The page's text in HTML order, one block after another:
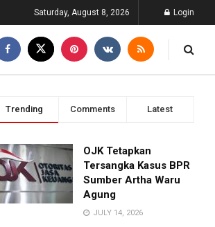
Saturday, August 8, 2026 Login
Trending Comments Latest
OJK Tetapkan
Tersangka Kasus BPR
Sumber Artha Waru
Agung
JULY 14, 2026